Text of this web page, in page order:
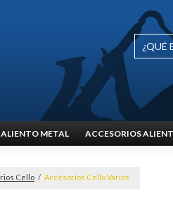
METAL ACCESORIOS
Cello / Accesorios Cello Varios